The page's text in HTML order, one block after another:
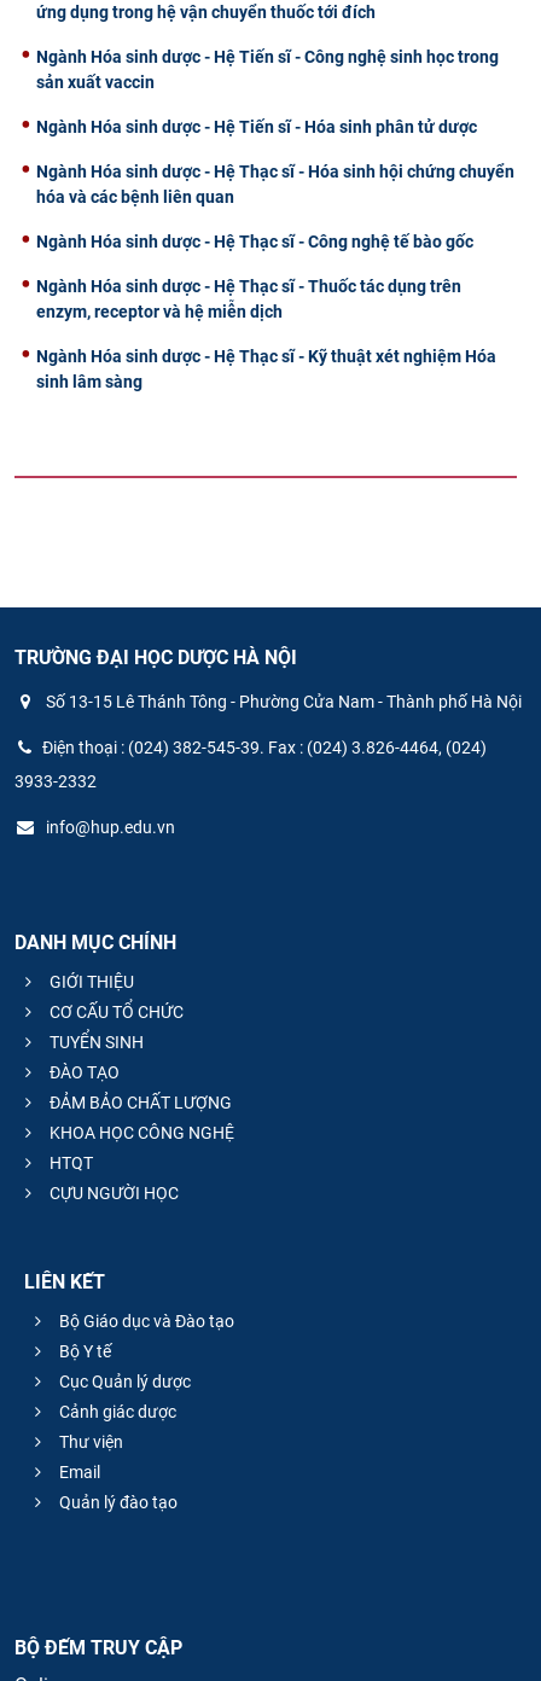
ứng dụng trong hệ vận chuyển thuốc tới đích
Ngành Hóa sinh dược - Hệ Tiến sĩ - Công nghệ sinh học trong
sản xuất vaccin
Ngành Hóa sinh dược - Hệ Tiến sĩ - Hóa sinh phân tử dược
Ngành Hóa sinh dược - Hệ Thạc sĩ - Hóa sinh hội chứng chuyển
hóa và các bệnh liên quan
Ngành Hóa sinh dược - Hệ Thạc sĩ - Công nghệ tế bào gốc
Ngành Hóa sinh dược - Hệ Thạc sĩ - Thuốc tác dụng trên
enzym, receptor và hệ miễn dịch
Ngành Hóa sinh dược - Hệ Thạc sĩ - Kỹ thuật xét nghiệm Hóa
sinh lâm sàng
TRƯỜNG ĐẠI HỌC DƯỢC HÀ NỘI
Số 13-15 Lê Thánh Tông - Phường Cửa Nam - Thành phố Hà Nội
Điện thoại : (024) 382-545-39. Fax : (024) 3.826-4464, (024)
3933-2332
info@hup.edu.vn
DANH MỤC CHÍNH
GIỚI THIỆU
CƠ CẤU TỔ CHỨC
TUYỂN SINH
ĐÀO TẠO
ĐẢM BẢO CHẤT LƯỢNG
KHOA HỌC CÔNG NGHỆ
HTQT
CỰU NGƯỜI HỌC
LIÊN KẾT
Bộ Giáo dục và Đào tạo
Bộ Y tế
Cục Quản lý dược
Cảnh giác dược
Thư viện
Email
Quản lý đào tạo
BỘ ĐẾM TRUY CẬP